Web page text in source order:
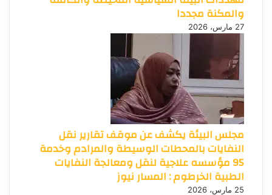
والمكنة مجددا
27 مارس، 2026
مجلس البيئة يكشف عن موقف تقارير نقل
النفايات بالمحطات الوسيطة والمرادم وخدمة
95 مؤسسه علاجية لنقل ومعالجة النفايات
الطبية الخرطوم : المسار نيوز
25 مارس، 2026